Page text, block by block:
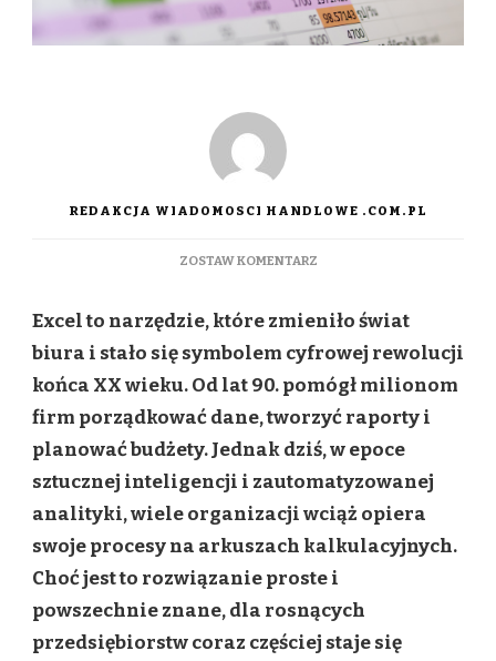
REDAKCJA WIADOMOSCI HANDLOWE .COM.PL
ZOSTAW KOMENTARZDO
ZMIENIAJĄ
–
NAJCZĘSTSZE
BŁĘDY
FIRM
W
DANYCH
Excel to narzędzie, które zmieniło świat
biura i stało się symbolem cyfrowej rewolucji
końca XX wieku. Od lat 90. pomógł milionom
firm porządkować dane, tworzyć raporty i
planować budżety. Jednak dziś, w epoce
sztucznej inteligencji i zautomatyzowanej
analityki, wiele organizacji wciąż opiera
swoje procesy na arkuszach kalkulacyjnych.
Choć jest to rozwiązanie proste i
powszechnie znane, dla rosnących
przedsiębiorstw coraz częściej staje się